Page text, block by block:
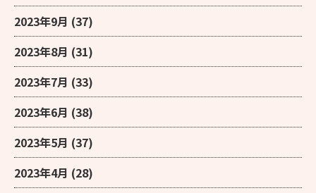
2023年9月 (37)
2023年8月 (31)
2023年7月 (33)
2023年6月 (38)
2023年5月 (37)
2023年4月 (28)